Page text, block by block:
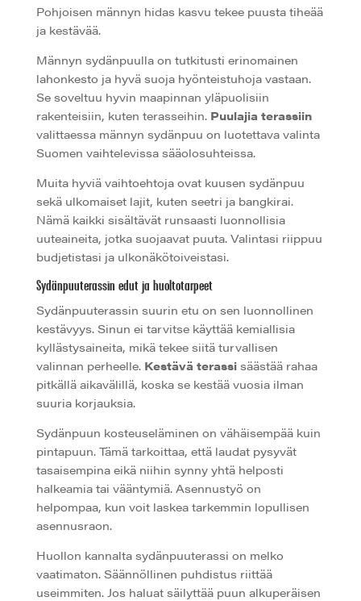
Pohjoisen männyn hidas kasvu tekee puusta tiheää
ja kestävää.
Männyn sydänpuulla on tutkitusti erinomainen
lahonkesto ja hyvä suoja hyönteistuhoja vastaan.
Se soveltuu hyvin maapinnan yläpuolisiin
rakenteisiin, kuten terasseihin. Puulajia terassiin
valittaessa männyn sydänpuu on luotettava valinta
Suomen vaihtelevissa sääolosuhteissa.
Muita hyviä vaihtoehtoja ovat kuusen sydänpuu
sekä ulkomaiset lajit, kuten seetri ja bangkirai.
Nämä kaikki sisältävät runsaasti luonnollisia
uuteaineita, jotka suojaavat puuta. Valintasi riippuu
budjetistasi ja ulkonäkötoiveistasi.
Sydänpuuterassin edut ja huoltotarpeet
Sydänpuuterassin suurin etu on sen luonnollinen
kestävyys. Sinun ei tarvitse käyttää kemiallisia
kyllästysaineita, mikä tekee siitä turvallisen
valinnan perheelle. Kestävä terassisäästää rahaa
pitkällä aikavälillä, koska se kestää vuosia ilman
suuria korjauksia.
Sydänpuun kosteuseläminen on vähäisempää kuin
pintapuun. Tämä tarkoittaa, että laudat pysyvät
tasaisempina eikä niihin synny yhtä helposti
halkeamia tai vääntymiä. Asennustyö on
helpompaa, kun voit laskea tarkemmin lopullisen
asennusraon.
Huollon kannalta sydänpuuterassi on melko
vaatimaton. Säännöllinen puhdistus riittää
useimmiten. Jos haluat säilyttää puun alkuperäisen